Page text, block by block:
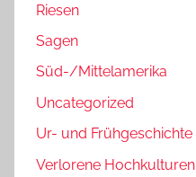
Riesen
Sagen
Süd-/Mittelamerika
Uncategorized
Ur- und Frühgeschichte
Verlorene Hochkulturen